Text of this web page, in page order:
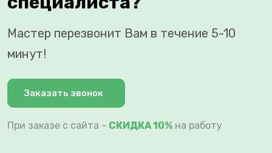
Мастер перезвонит Вам в течение 5-10
минут!
Заказать звонок
При заказе с сайта - СКИДКА 10% на работу